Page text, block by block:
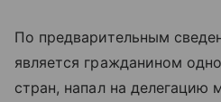
По предварительным
является гражданином
стран, напал на делегацию